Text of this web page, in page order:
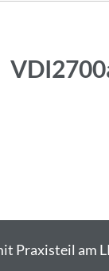
Praxisteil am